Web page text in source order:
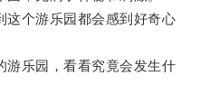
个游乐园都会感到好奇心
乐园，看看究竟会发生什